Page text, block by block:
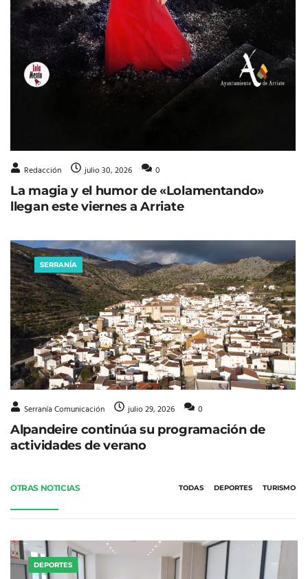
Redacción julio 30, 2026 0
La magia y el humor de «Lolamentando»
llegan este viernes a Arriate
SERRANÍA
Serranía Comunicación julio 29, 2026 0
Alpandeire continúa su programación de
actividades de verano
OTRAS NOTICIAS TODAS DEPORTES TURISMO
DEPORTES